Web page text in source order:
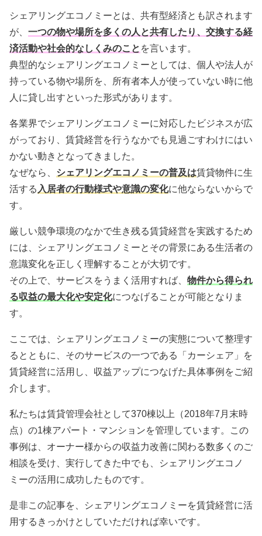
シェアリングエコノミーとは、共有型経済とも訳されます
が、 一つの物や場所を多くの人と共有したり、交換する経
済活動や社会的なしくみのこと を言います。
典型的なシェアリングエコノミーとしては、個人や法人が
持っている物や場所を、所有者本人が使っていない時に他
人に貸し出すといった形式があります。
各業界でシェアリングエコノミーに対応したビジネスが広
がっており、賃貸経営を行うなかでも見過ごすわけにはい
かない動きとなってきました。
なぜなら、 シェアリングエコノミーの普及は賃貸物件に生
活する 入居者の行動様式や意識の変化に他ならないからで
す。
厳しい競争環境のなかで生き残る賃貸経営を実践するため
には、シェアリングエコノミーとその背景にある生活者の
意識変化を正しく理解することが大切です。
その上で、サービスをうまく活用すれば、 物件から得られ
る収益の最大化や安定化につなげることが可能となりま
す。
ここでは、シェアリングエコノミーの実態について整理す
るとともに、そのサービスの一つである「カーシェア」を
賃貸経営に活用し、収益アップにつなげた具体事例をご紹
介します。
私たちは賃貸管理会社として370棟以上（2018年7月末時
点）の1棟アパート・マンションを管理しています。この
事例は、オーナー様からの収益力改善に関わる数多くのご
相談を受け、実行してきた中でも、シェアリングエコノ
ミーの活用に成功したものです。
是非この記事を、シェアリングエコノミーを賃貸経営に活
用するきっかけとしていただければ幸いです。